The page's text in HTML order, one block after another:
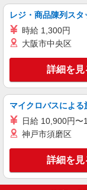
キープ
派遣社員
株式会社パソナ・東
給
キープ
レジ・商品陳列スタ
時給 1,300円
大阪市中央区
詳細を見
マイクロバスによ
日給 10,900円〜
神戸市須磨区
詳細を見